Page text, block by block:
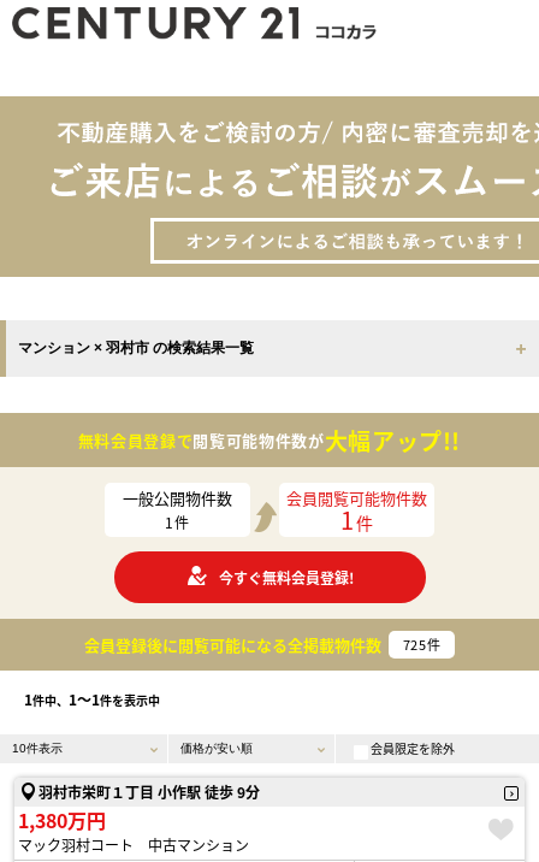
マンション × 羽村市 の検索結果一覧
無料会員登録で閲覧可能物件数が大幅アップ!!
一般公開物件数
1件
会員閲覧可能物件数
1件
今すぐ無料会員登録!
会員登録後に閲覧可能になる全掲載物件数 725件
1件中、 1〜1件を表示中
会員限定を除外
羽村市栄町１丁目 小作駅 徒歩 9分
1,380万円
マック羽村コート 中古マンション